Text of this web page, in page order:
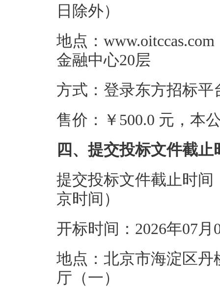
日除外）
地点：
金融中心20层
方式：登录东方招标平
售价：￥500.0 元，本
四、提交投标文件截
提交投标文件截止时间
京时间）
开标时间：2026年07
地点：北京市海淀区丹
厅（一）